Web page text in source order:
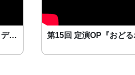
かすかべ音楽祭2020『アイデア』